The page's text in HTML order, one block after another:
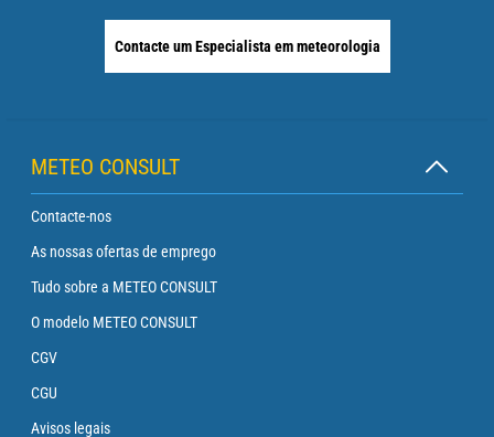
Contacte um Especialista em meteorologia
METEO CONSULT
Contacte-nos
As nossas ofertas de emprego
Tudo sobre a METEO CONSULT
O modelo METEO CONSULT
CGV
CGU
Avisos legais